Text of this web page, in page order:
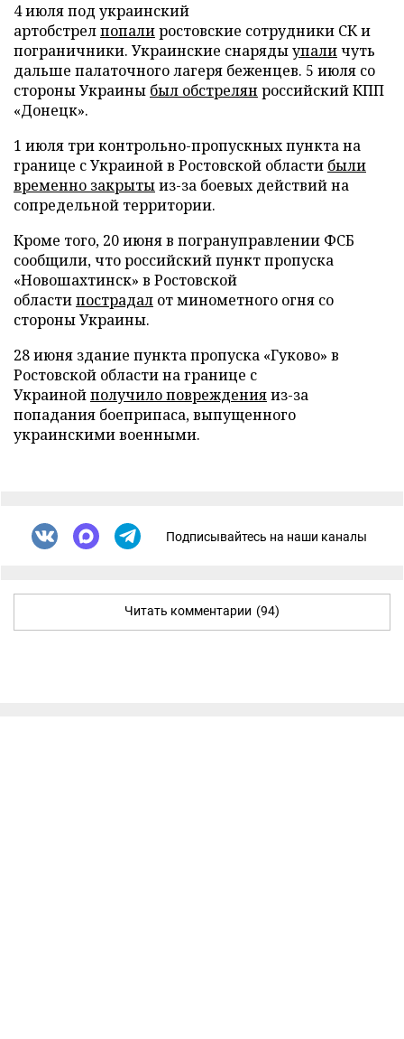
4 июля под украинский
артобстрелпопалиростовские сотрудники СК и
пограничники. Украинские снарядыупаличуть
дальше палаточного лагеря беженцев. 5 июля со
стороны Украины был обстрелян российский КПП
«Донецк».
1 июля три контрольно-пропускных пункта на
границе с Украиной в Ростовской области были
временно закрытыиз-за боевых действий на
сопредельной территории.
Кроме того, 20 июня в погрануправлении ФСБ
сообщили, что российский пункт пропуска
«Новошахтинск» в Ростовской
областипострадал от минометного огня со
стороны Украины.
28 июня здание пункта пропуска «Гуково» в
Ростовской области на границе с
Украинойполучило поврежденияиз-за
попадания боеприпаса, выпущенного
украинскими военными.
Подписывайтесь на наши каналы
Читать комментарии (94)